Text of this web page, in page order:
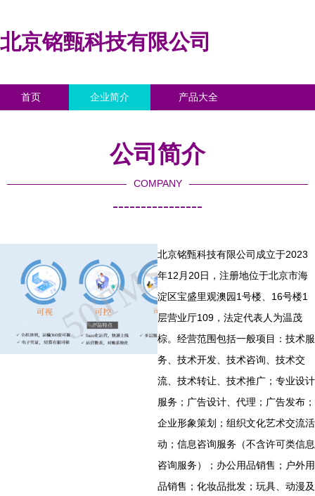
北京铭甄科技有限公司
首页 企业简介 产品大全
公司简介
COMPANY
----------------
北京铭甄科技有限公司成立于2023
年12月20日，注册地位于北京市海
淀区宝盛里观澳园1号楼、16号楼1
层营业厅109，法定代表人为温茂
棕。经营范围包括一般项目：技术服
务、技术开发、技术咨询、技术交
流、技术转让、技术推广；专业设计
服务；广告设计、代理；广告发布；
企业形象策划；组织文化艺术交流活
动；信息咨询服务（不含许可类信息
咨询服务）；办公用品销售；户外用
品销售；化妆品批发；玩具、动漫及